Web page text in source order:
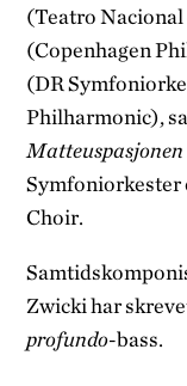
(Teatro Nacional
(Copenhagen
(DR
Philharmonic),
Matteuspasjonen
Symfoniorkester
Choir.
Zwicki har
profundo-bass.